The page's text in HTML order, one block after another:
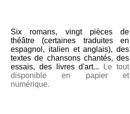
Six romans, vingt pièces de
théâtre (certaines traduites en
espagnol, italien et anglais), des
textes de chansons chantés, des
essais, des livres d'art...
Le tout
disponible en papier et
numérique.